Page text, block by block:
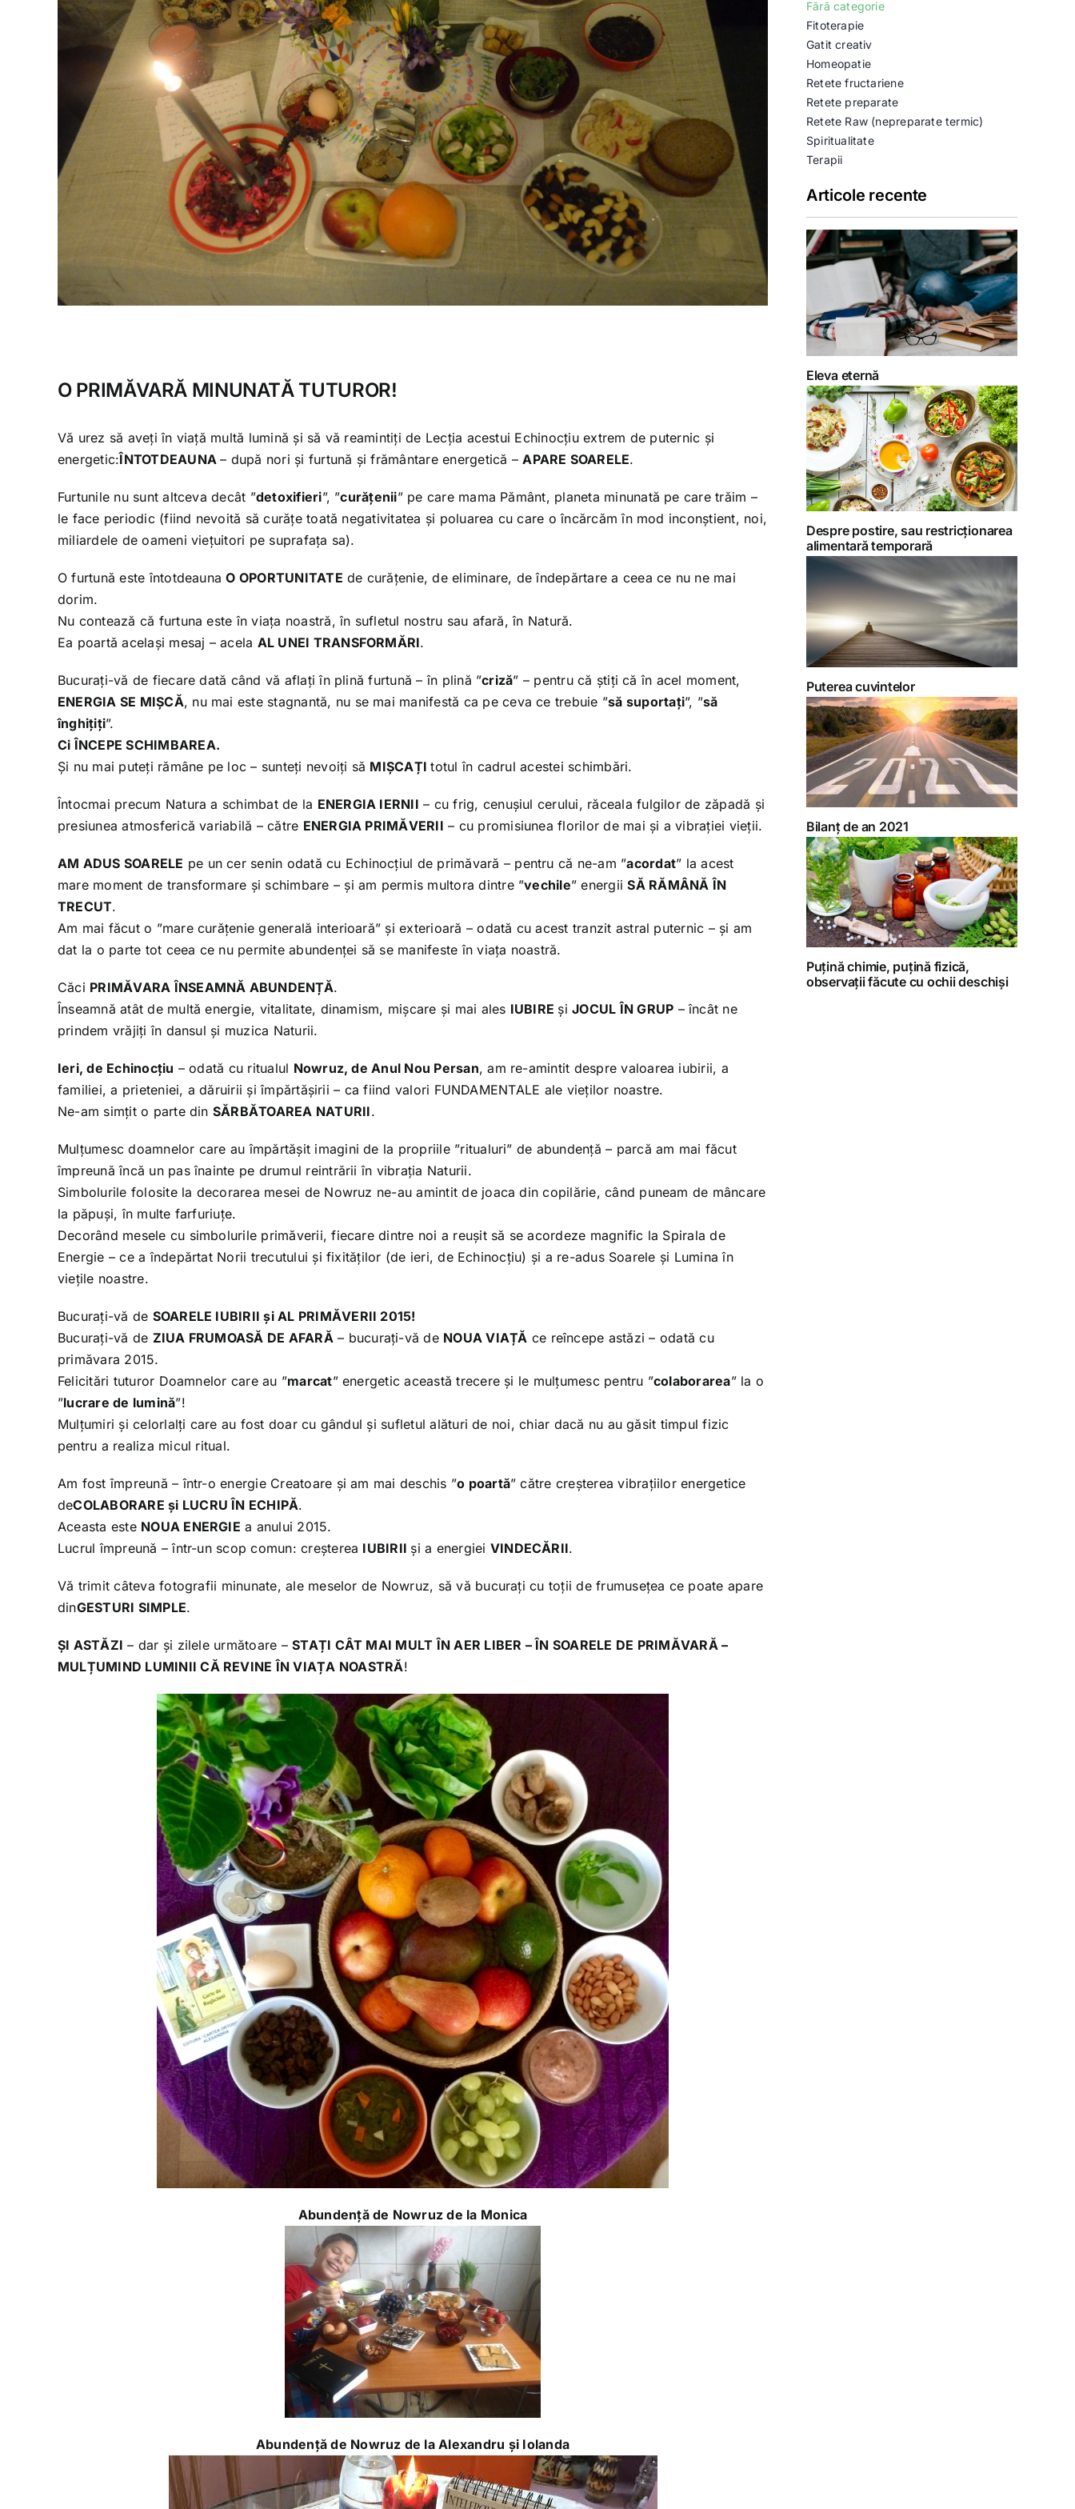
O PRIMĂVARĂ MINUNATĂ TUTUROR!
Vă urez să aveți în viață multă lumină și să vă reamintiți de Lecția acestui Echinocțiu extrem de puternic și
energetic:ÎNTOTDEAUNA– după nori și furtună și frământare energetică –APARE SOARELE.
Furtunile nu sunt altceva decât ”detoxifieri”, ”curățenii” pe care mama Pământ, planeta minunată pe care trăim –
le face periodic (fiind nevoită să curățe toată negativitatea și poluarea cu care o încărcăm în mod inconștient, noi,
miliardele de oameni viețuitori pe suprafața sa).
O furtună este întotdeaunaO OPORTUNITATE de curățenie, de eliminare, de îndepărtare a ceea ce nu ne mai
dorim.
Nu contează că furtuna este în viața noastră, în sufletul nostru sau afară, în Natură.
Ea poartă același mesaj – acela AL UNEI TRANSFORMĂRI.
Bucurați-vă de fiecare dată când vă aflați în plină furtună – în plină ”criză” – pentru că știți că în acel moment,
ENERGIA SE MIȘCĂ, nu mai este stagnantă, nu se mai manifestă ca pe ceva ce trebuie ”să suportați”, ”să
înghițiți”.
Ci ÎNCEPE SCHIMBAREA.
Și nu mai puteți rămâne pe loc – sunteți nevoiți să MIȘCAȚItotul în cadrul acestei schimbări.
Întocmai precum Natura a schimbat de la ENERGIA IERNII – cu frig, cenușiul cerului, răceala fulgilor de zăpadă și
presiunea atmosferică variabilă – către ENERGIA PRIMĂVERII – cu promisiunea florilor de mai și a vibrației vieții.
AM ADUS SOARELE pe un cer senin odată cu Echinocțiul de primăvară – pentru că ne-am ”acordat” la acest
mare moment de transformare și schimbare – și am permis multora dintre ”vechile” energiiSĂ RĂMÂNĂ ÎN
TRECUT.
Am mai făcut o ”mare curățenie generală interioară” și exterioară – odată cu acest tranzit astral puternic – și am
dat la o parte tot ceea ce nu permite abundenței să se manifeste în viața noastră.
Căci PRIMĂVARA ÎNSEAMNĂ ABUNDENȚĂ.
Înseamnă atât de multă energie, vitalitate, dinamism, mișcare și mai ales IUBIRE șiJOCUL ÎN GRUP – încât ne
prindem vrăjiți în dansul și muzica Naturii.
Ieri, de Echinocțiu – odată cu ritualul Nowruz, de Anul Nou Persan, am re-amintit despre valoarea iubirii, a
familiei, a prieteniei, a dăruirii și împărtășirii – ca fiind valori FUNDAMENTALE ale vieților noastre.
Ne-am simțit o parte din SĂRBĂTOAREA NATURII.
Mulțumesc doamnelor care au împărtășit imagini de la propriile ”ritualuri” de abundență – parcă am mai făcut
împreună încă un pas înainte pe drumul reintrării în vibrația Naturii.
Simbolurile folosite la decorarea mesei de Nowruz ne-au amintit de joaca din copilărie, când puneam de mâncare
la păpuși, în multe farfuriuțe.
Decorând mesele cu simbolurile primăverii, fiecare dintre noi a reușit să se acordeze magnific la Spirala de
Energie – ce a îndepărtat Norii trecutului și fixităților (de ieri, de Echinocțiu) și a re-adus Soarele și Lumina în
viețile noastre.
Bucurați-vă de SOARELE IUBIRII și AL PRIMĂVERII 2015!
Bucurați-vă de ZIUA FRUMOASĂ DE AFARĂ – bucurați-vă de NOUA VIAȚĂ ce reîncepe astăzi – odată cu
primăvara 2015.
Felicitări tuturor Doamnelor care au ”marcat” energetic această trecere și le mulțumesc pentru ”colaborarea” la o
”lucrare de lumină”!
Mulțumiri și celorlalți care au fost doar cu gândul și sufletul alături de noi, chiar dacă nu au găsit timpul fizic
pentru a realiza micul ritual.
Am fost împreună – într-o energie Creatoare și am mai deschis ”o poartă” către creșterea vibrațiilor energetice
deCOLABORARE și LUCRU ÎN ECHIPĂ.
Aceasta este NOUA ENERGIE a anului 2015.
Lucrul împreună – într-un scop comun: creșterea IUBIRII și a energiei VINDECĂRII.
Vă trimit câteva fotografii minunate, ale meselor de Nowruz, să vă bucurați cu toții de frumusețea ce poate apare
dinGESTURI SIMPLE.
ȘI ASTĂZI – dar și zilele următoare –STAȚI CÂT MAI MULT ÎN AER LIBER – ÎN SOARELE DE PRIMĂVARĂ –
MULȚUMIND LUMINII CĂ REVINE ÎN VIAȚA NOASTRĂ!
Abundență de Nowruz de la Monica
Abundență de Nowruz de la Alexandru și Iolanda
Fără categorie
Fitoterapie
Gatit creativ
Homeopatie
Retete fructariene
Retete preparate
Retete Raw (nepreparate termic)
Spiritualitate
Terapii
Articole recente
Eleva eternă
Despre postire, sau restricționarea
alimentară temporară
Puterea cuvintelor
Bilanț de an 2021
Puțină chimie, puțină fizică,
observații făcute cu ochii deschiși